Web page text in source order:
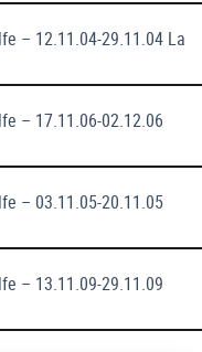
– 12.11.04-29.11.04 La
– 17.11.06-02.12.06
– 03.11.05-20.11.05
– 13.11.09-29.11.09